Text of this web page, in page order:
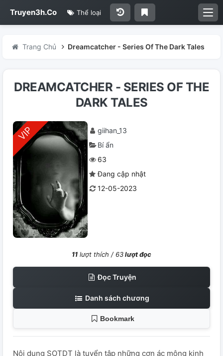
Truyen3h.Co Thể loại
Trang Chủ Dreamcatcher - Series Of The Dark Tales
DREAMCATCHER - SERIES OF THE
DARK TALES
giihan_13
Bí ẩn
63
Đang cập nhật
12-05-2023
11 lượt thích / 63lượt đọc
Đọc Truyện
Danh sách chương
Bookmark
Nội dung SOTDT là tuyển tập những cơn ác mộng kinh